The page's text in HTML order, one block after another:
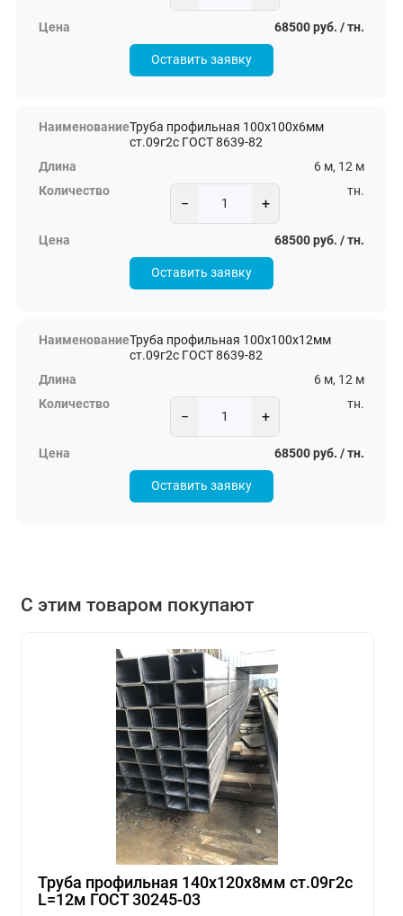
68500 руб. / тн.
Оставить заявку
Труба профильная 100х100х6мм
ст.09г2с ГОСТ 8639-82
6 м, 12 м
− +
тн.
68500 руб. / тн.
Оставить заявку
Труба профильная 100х100х12мм
ст.09г2с ГОСТ 8639-82
6 м, 12 м
− +
тн.
68500 руб. / тн.
Оставить заявку
С этим товаром покупают
Труба профильная 140х120х8мм ст.09г2с
L=12м ГОСТ 30245-03